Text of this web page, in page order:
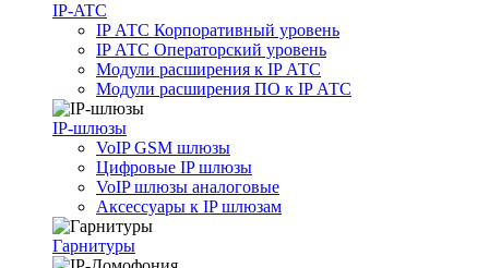
IP-ATC
IP АТС Корпоративный уровень
IP АТС Операторский уровень
Модули расширения к IP АТС
Модули расширения ПО к IP АТС
IP-шлюзы
VoIP GSM шлюзы
Цифровые IP шлюзы
VoIP шлюзы аналоговые
Аксессуары к IP шлюзам
Гарнитуры